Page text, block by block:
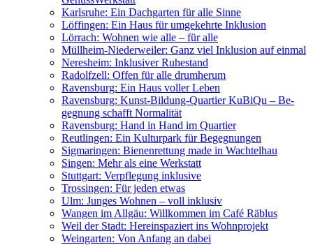
Karlsruhe: Ein Dachgarten für alle Sinne
Löffingen: Ein Haus für umgekehrte Inklusion
Lörrach: Wohnen wie alle – für alle
Müllheim-Niederweiler: Ganz viel Inklusion auf einmal
Neresheim: Inklusiver Ruhestand
Radolfzell: Offen für alle drum­herum
Ravensburg: Ein Haus voller Leben
Ravensburg: Kunst-Bildung-Quartier KuBiQu – Be­
geg­nung schafft Norm­alität
Ravensburg: Hand in Hand im Quartier
Reutlingen: Ein Kul­tur­park für Be­geg­nungen
Sigmaringen: Bienenrettung made in Wachtelhau
Singen: Mehr als eine Werkstatt
Stuttgart: Ver­pfle­gung in­klusive
Trossingen: Für jeden etwas
Ulm: Junges Wohnen – voll inklusiv
Wangen im Allgäu: Will­kom­men im Café Räblus
Weil der Stadt: Herein­spaziert ins Wohn­projekt
Weingarten: Von Anfang an dabei